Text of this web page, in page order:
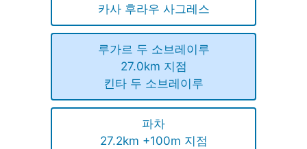
카사 후라우 사그레스
루가르 두 소브레이루
27.0km 지점
킨타 두 소브레이루
파차
27.2km +100m 지점